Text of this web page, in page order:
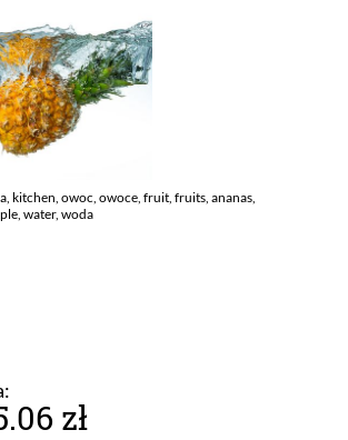
kitchen, owoc, owoce, fruit, fruits, ananas,
water, woda
zł